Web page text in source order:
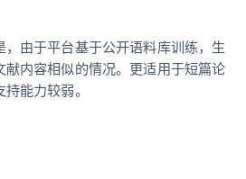
由于平台基于公开语料库训练，生
献内容相似的情况。更适用于短篇论
能力较弱。